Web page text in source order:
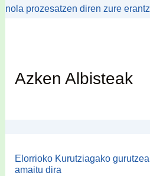
nola prozesatzen diren zure
Azken Albisteak
Elorrioko Kurutziagako
amaitu dira